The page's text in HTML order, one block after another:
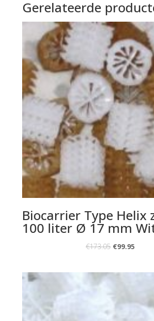
Gerelateerde
Biocarrier Type Helix
100 liter Ø 17 mm
€173.05 €99.95